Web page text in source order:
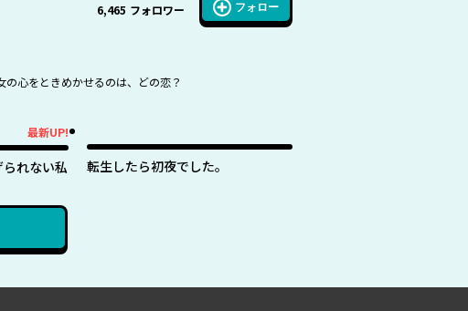
6,465 フォロワー フォロー
心をときめかせるのは、どの恋？
最新UP!
れない私 転生したら初夜でした。